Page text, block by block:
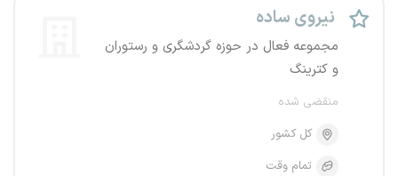
نیروی ساده
مجموعه فعال در حوزه گردشگری و رستوران
و کترینگ
منقضی شده
کل کشور
تمام وقت